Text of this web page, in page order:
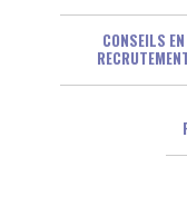
CONSEILS EN